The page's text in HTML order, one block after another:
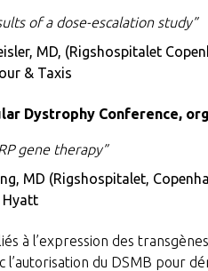
of a dose-escalation study”
MD, (Rigshospitalet
& Taxis
Dystrophy Conference,
gene therapy”
MD (Rigshospitalet,
Hyatt
à l’expression des
l’autorisation du DSMB